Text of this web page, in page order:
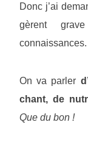
Donc j’ai
gèrent
connaissances.
On va parler
chant, de
Que du bon !